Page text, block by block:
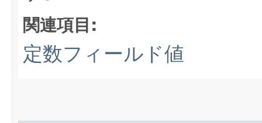
関連項目:
定数フィールド値